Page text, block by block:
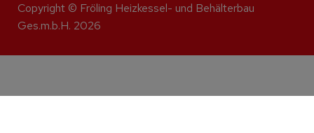
Copyright © Fröling Heizkessel- und Behälterbau
Ges.m.b.H. 2026